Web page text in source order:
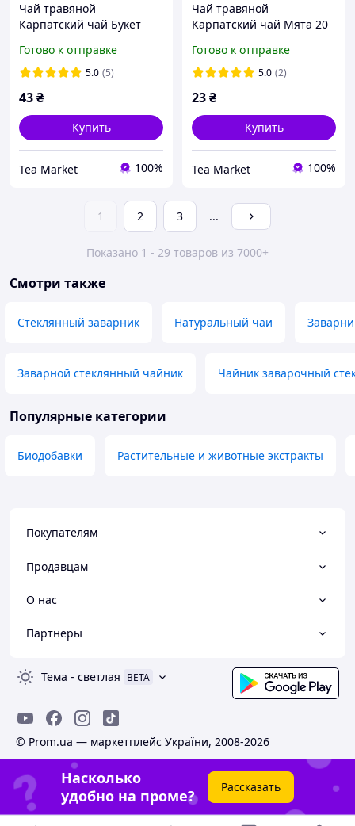
Чай травяной
Карпатский чай Букет
(4820024213141)
Готово к отправке
5.0 (5)
43₴
Купить
Tea Market 100%
Чай травяной
Карпатский чай Мята 20
(4820024210041)
Готово к отправке
5.0 (2)
23₴
Купить
Tea Market 100%
1 2 3 ...
Показано 1 - 29 товаров из 7000+
Смотри также
Стеклянный заварник Натуральный чаи
Заварной стеклянный чайник Чайник заварочный
Популярные категории
Биодобавки Растительные и животные экстракты
Покупателям
Продавцам
О нас
Партнеры
Тема - светлая BETA
© Prom.ua — маркетплейс України, 2008-2026
Насколько
удобно на проме?
Рассказать